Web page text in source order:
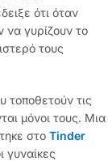
ότι όταν
να γυρίζουν το
τους
τοποθετούν τις
μόνοι τους. Μια
στο Tinder
γυναίκες